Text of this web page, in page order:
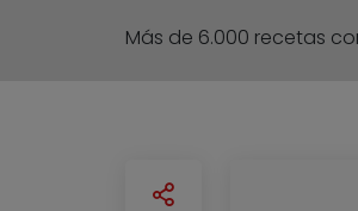
Más de 6.000 recetas